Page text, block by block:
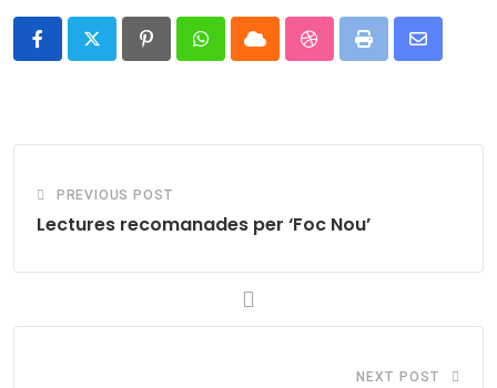
PinterestWhatsappCloud StumbleUpon
Print
Share
PREVIOUS POST
Lectures recomanades per ‘Foc Nou’
NEXT POST